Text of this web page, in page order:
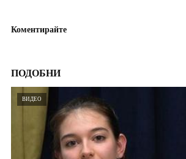
Коментирайте
ПОДОБНИ
ВИДЕО